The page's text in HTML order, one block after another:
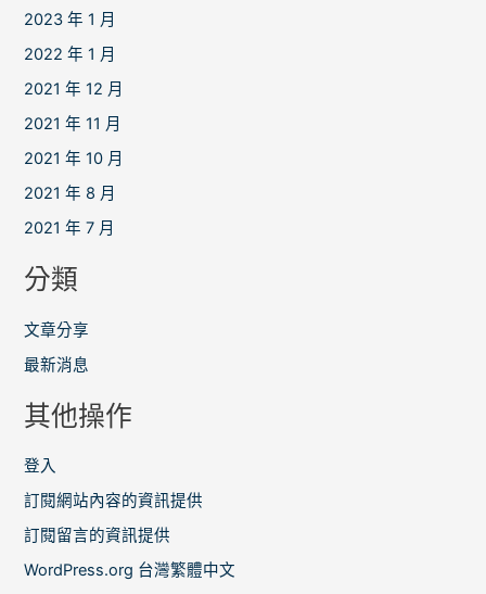
2023 年 1 月
2022 年 1 月
2021 年 12 月
2021 年 11 月
2021 年 10 月
2021 年 8 月
2021 年 7 月
分類
文章分享
最新消息
其他操作
登入
訂閱網站內容的資訊提供
訂閱留言的資訊提供
WordPress.org 台灣繁體中文